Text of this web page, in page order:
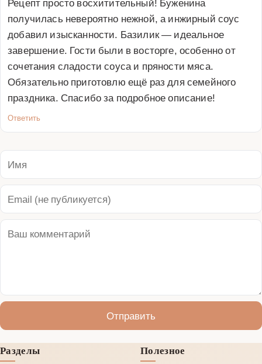
получилась невероятно нежной, а инжирный соус
добавил изысканности. Базилик — идеальное
завершение. Гости были в восторге, особенно от
сочетания сладости соуса и пряности мяса.
Обязательно приготовлю ещё раз для семейного
праздника. Спасибо за подробное описание!
Ответить
Отправить
Разделы
Полезное